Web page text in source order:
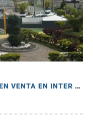
ESPECTACULAR APARTAMENTO EN VENTA EN INTER PLAZA